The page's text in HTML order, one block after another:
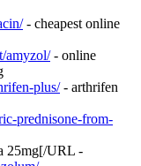
- cheapest online
amyzol/- online
plus/- arthrifen
prednisone-from-
25mg[/URL -